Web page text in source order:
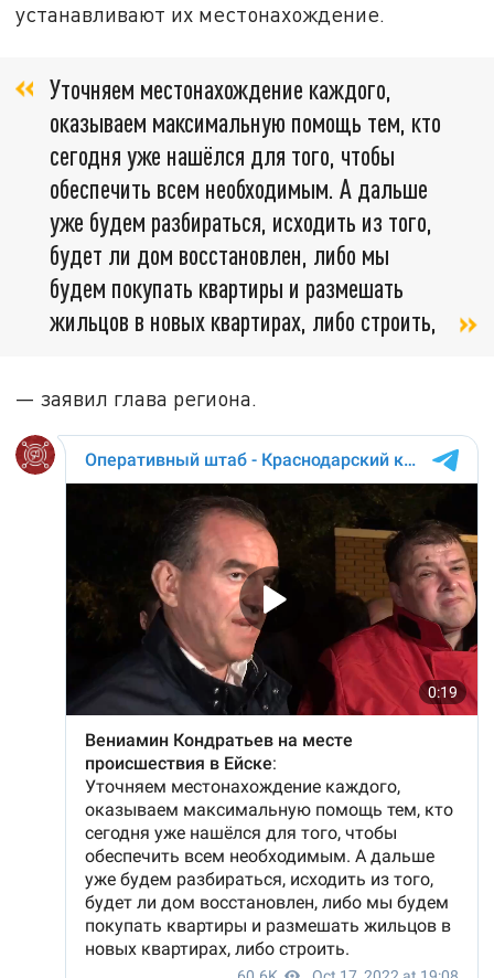
устанавливают их местонахождение.
Уточняем местонахождение каждого,
оказываем максимальную помощь тем, кто
сегодня уже нашёлся для того, чтобы
обеспечить всем необходимым. А дальше
уже будем разбираться, исходить из того,
будет ли дом восстановлен, либо мы
будем покупать квартиры и размешать
жильцов в новых квартирах, либо строить,
— заявил глава региона.